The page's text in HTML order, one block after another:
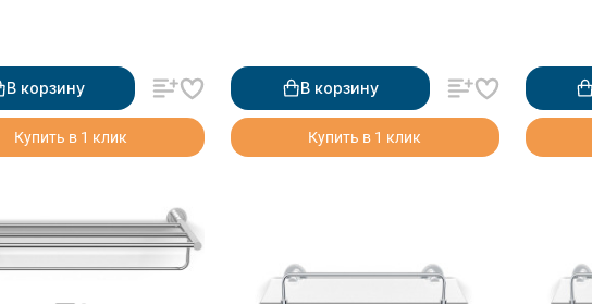
В корзину
Купить в 1 клик
В корзину
Купить в 1 клик